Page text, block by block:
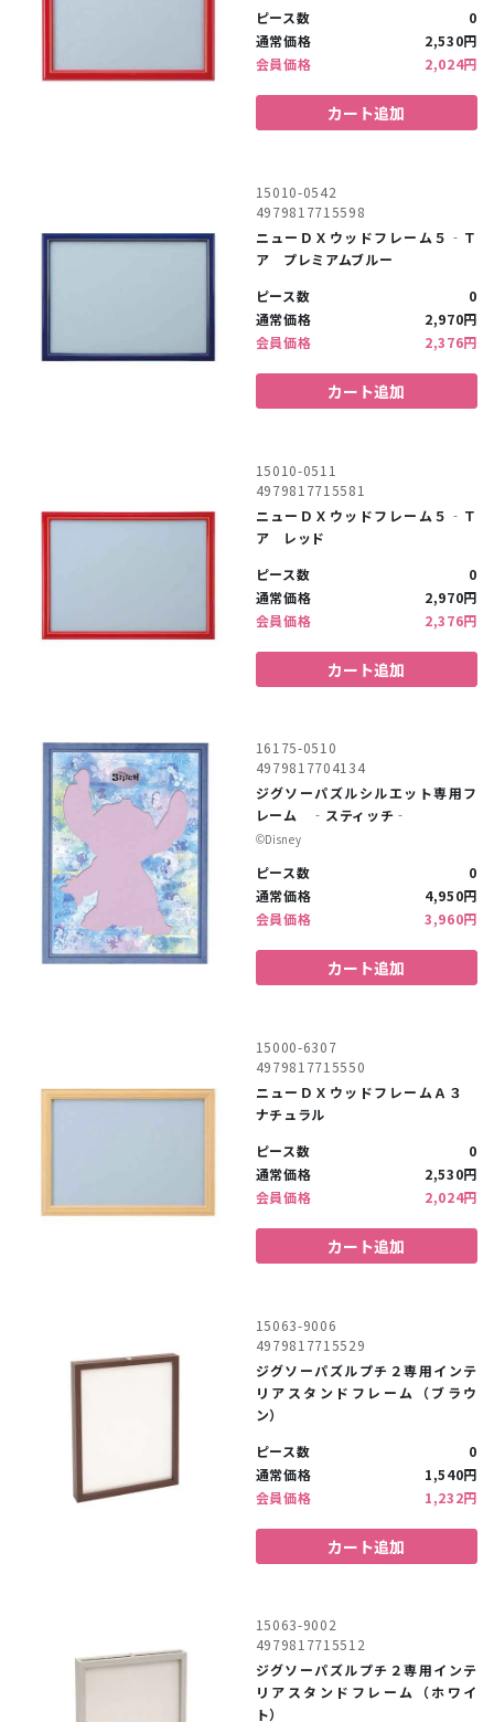
ピース数
0
通常価格
2,530円
会員価格
2,024円
カート追加
15010-0542
4979817715598
ニューＤＸウッドフレーム５‐Ｔ
ア プレミアムブルー
ピース数
0
通常価格
2,970円
会員価格
2,376円
カート追加
15010-0511
4979817715581
ニューＤＸウッドフレーム５‐Ｔ
ア レッド
ピース数
0
通常価格
2,970円
会員価格
2,376円
カート追加
16175-0510
4979817704134
ジグソーパズルシルエット専用フ
レーム ‐スティッチ‐
©︎Disney
ピース数
0
通常価格
4,950円
会員価格
3,960円
カート追加
15000-6307
4979817715550
ニューＤＸウッドフレームＡ３
ナチュラル
ピース数
0
通常価格
2,530円
会員価格
2,024円
カート追加
15063-9006
4979817715529
ジグソーパズルプチ２専用インテ
リアスタンドフレーム（ブラウ
ン）
ピース数
0
通常価格
1,540円
会員価格
1,232円
カート追加
15063-9002
4979817715512
ジグソーパズルプチ２専用インテ
リアスタンドフレーム（ホワイ
ト）